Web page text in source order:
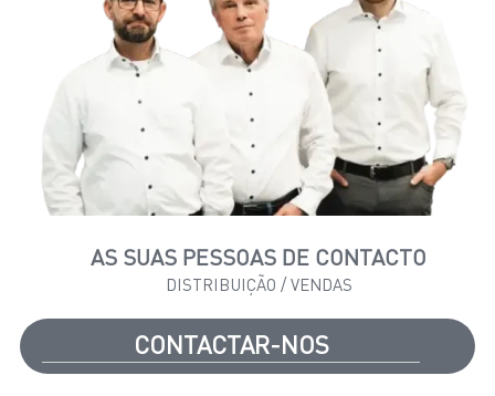
AS SUAS PESSOAS DE CONTACTO
DISTRIBUIÇÃO / VENDAS
CONTACTAR-NOS